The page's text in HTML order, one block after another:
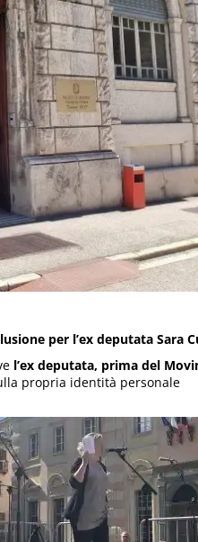
per l’ex deputata Sara
l’ex deputata, prima del
propria identità personale